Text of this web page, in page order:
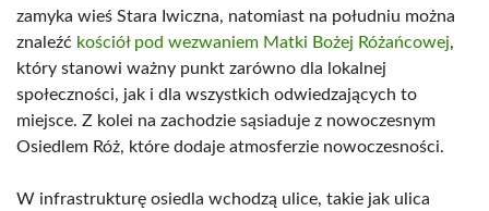
zamyka wieś Stara Iwiczna, natomiast na południu można
znaleźć kościół pod wezwaniem Matki Bożej Różańcowej,
który stanowi ważny punkt zarówno dla lokalnej
społeczności, jak i dla wszystkich odwiedzających to
miejsce. Z kolei na zachodzie sąsiaduje z nowoczesnym
Osiedlem Róż, które dodaje atmosferzie nowoczesności.
W infrastrukturę osiedla wchodzą ulice, takie jak ulica